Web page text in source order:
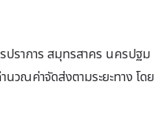
ราการ สมุทรสาคร นครปฐม
วณค่าจัดส่งตามระยะทาง โดย